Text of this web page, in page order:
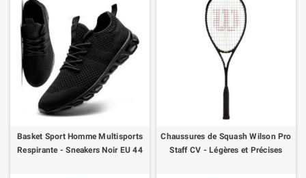
Basket Sport Homme Multisports
Respirante - Sneakers Noir EU 44
Chaussures de Squash Wilson Pro
Staff CV - Légères et Précises